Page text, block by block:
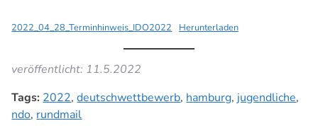
2022_04_28_Terminhinweis_IDO2022 Herunterladen
veröffentlicht: 11.5.2022
Tags: 2022,deutschwettbewerb, hamburg, jugendliche,
ndo, rundmail